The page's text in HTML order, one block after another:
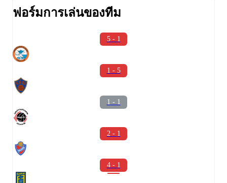
ฟอร์มการเล่นของทีม
5 - 1
1 - 5
1 - 1
2 - 1
4 - 1